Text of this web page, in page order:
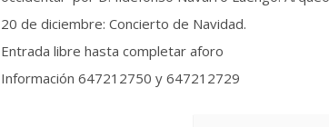
20 de diciembre: Concierto de Navidad.
Entrada libre hasta completar aforo
Información 647212750 y 647212729